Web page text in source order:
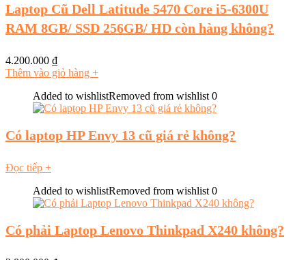
Laptop Cũ Dell Latitude 5470 Core i5-6300U
RAM 8GB/ SSD 256GB/ HD còn hàng không?
4.200.000 ₫
Thêm vào giỏ hàng +
Added to wishlistRemoved from wishlist 0
Có laptop HP Envy 13 cũ giá rẻ không?
Đọc tiếp +
Added to wishlistRemoved from wishlist 0
Có phải Laptop Lenovo Thinkpad X240 không?